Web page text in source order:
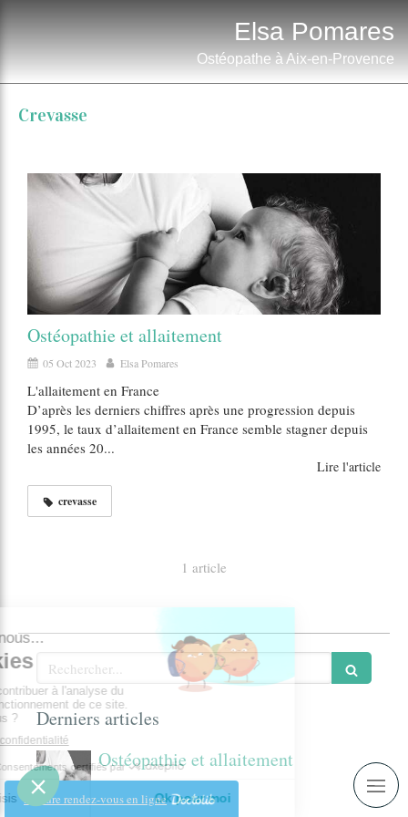
Elsa Pomares
Ostéopathe à Aix-en-Provence
Crevasse
Ostéopathie et allaitement
05 Oct 2023 Elsa Pomares
L'allaitement en France
D’après les derniers chiffres après une progression depuis
1995, le taux d’allaitement en France semble stagner depuis
les années 20...
Lire l'article
crevasse
1 article
Rechercher
Derniers articles
Ostéopathie et allaitement
Prendre rendez-vous en ligne